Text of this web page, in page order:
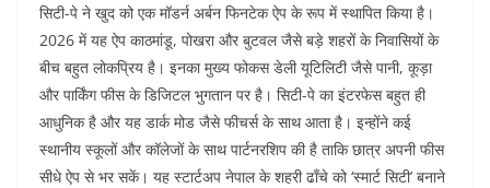
सिटी-पे ने खुद को एक मॉडर्न अर्बन फिनटेक ऐप के रूप में स्थापित किया है।
2026 में यह ऐप काठमांडू, पोखरा और बुटवल जैसे बड़े शहरों के निवासियों के
बीच बहुत लोकप्रिय है। इनका मुख्य फोकस डेली यूटिलिटी जैसे पानी, कूड़ा
और पार्किंग फीस के डिजिटल भुगतान पर है। सिटी-पे का इंटरफेस बहुत ही
आधुनिक है और यह डार्क मोड जैसे फीचर्स के साथ आता है। इन्होंने कई
स्थानीय स्कूलों और कॉलेजों के साथ पार्टनरशिप की है ताकि छात्र अपनी फीस
सीधे ऐप से भर सकें। यह स्टार्टअप नेपाल के शहरी ढाँचे को ‘स्मार्ट सिटी’ बनाने